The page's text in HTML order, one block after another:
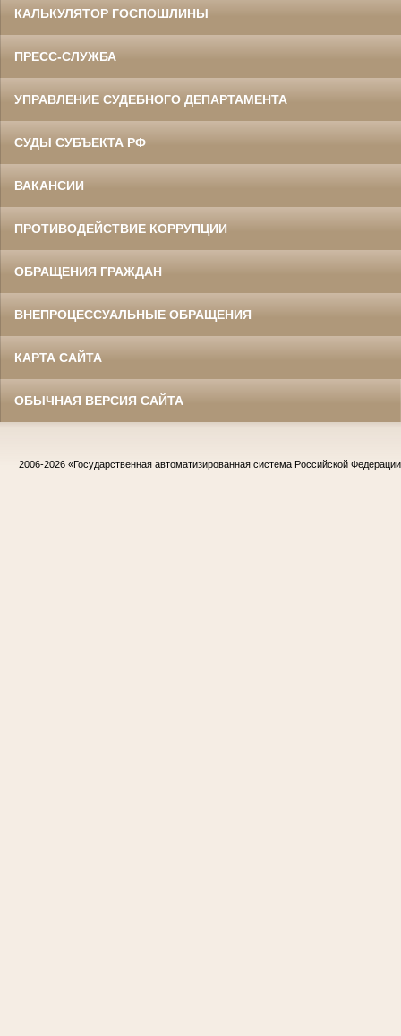
КАЛЬКУЛЯТОР ГОСПОШЛИНЫ
ПРЕСС-СЛУЖБА
УПРАВЛЕНИЕ СУДЕБНОГО ДЕПАРТАМЕНТА
СУДЫ СУБЪЕКТА РФ
ВАКАНСИИ
ПРОТИВОДЕЙСТВИЕ КОРРУПЦИИ
ОБРАЩЕНИЯ ГРАЖДАН
ВНЕПРОЦЕССУАЛЬНЫЕ ОБРАЩЕНИЯ
КАРТА САЙТА
ОБЫЧНАЯ ВЕРСИЯ САЙТА
2006-2026 «Государственная автоматизированная система Российской